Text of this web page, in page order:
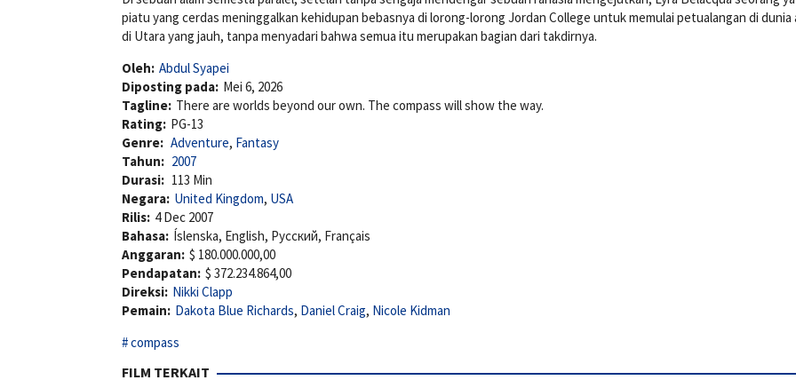
piatu yang cerdas meninggalkan kehidupan bebasnya di lorong-lorong Jordan College untuk memulai petualangan di dunia
di Utara yang jauh, tanpa menyadari bahwa semua itu merupakan bagian dari takdirnya.
Oleh: Abdul Syapei
Diposting pada: Mei 6, 2026
Tagline: There are worlds beyond our own. The compass will show the way.
Rating: PG-13
Genre: Adventure, Fantasy
Tahun: 2007
Durasi: 113 Min
Negara: United Kingdom, USA
Rilis: 4 Dec 2007
Bahasa: Íslenska, English, Pусский, Français
Anggaran: $ 180.000.000,00
Pendapatan: $ 372.234.864,00
Direksi: Nikki Clapp
Pemain: Dakota Blue Richards, Daniel Craig, Nicole Kidman
compass
FILM TERKAIT